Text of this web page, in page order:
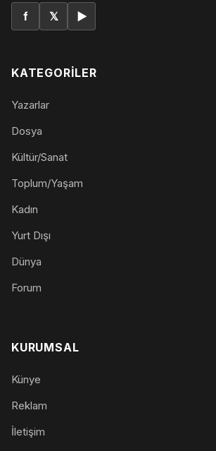
f 𝕏 ▶
KATEGORILER
Yazarlar
Dosya
Kültür/Sanat
Toplum/Yaşam
Kadın
Yurt Dışı
Dünya
Forum
KURUMSAL
Künye
Reklam
İletişim